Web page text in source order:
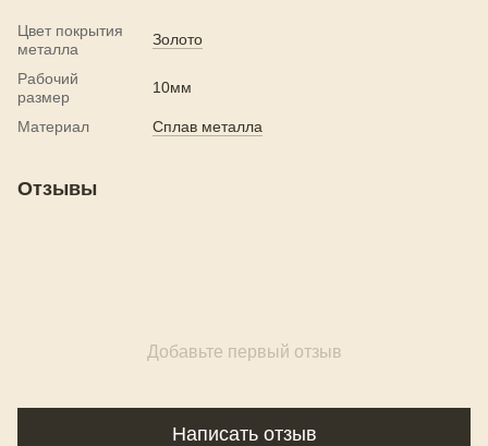
Цвет покрытия
металла
Золото
Рабочий
размер
10мм
Материал Сплав металла
Отзывы
Добавьте первый отзыв
Написать отзыв